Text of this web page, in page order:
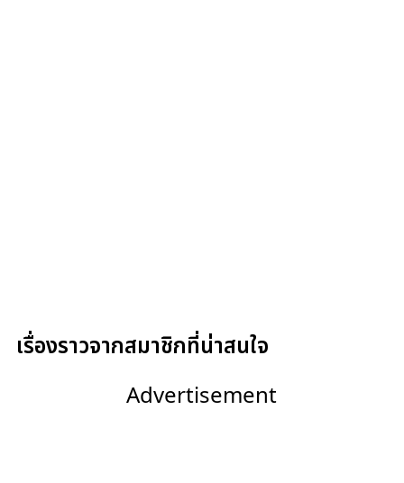
เรื่องราวจากสมาชิกที่น่าสนใจ
Advertisement